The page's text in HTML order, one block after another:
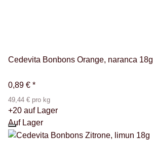
Cedevita Bonbons Orange, naranca 18g
0,89 € *
49,44 € pro kg
+20 auf Lager
Auf Lager